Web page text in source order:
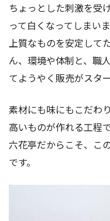
ちょっとした刺激を受
って白くなってしまいま
上質なものを安定して
ん、環境や体制と、職
てようやく販売がスタ
素材にも味にもこだわ
高いものが作れる工程
六花亭だからこそ、こ
です。